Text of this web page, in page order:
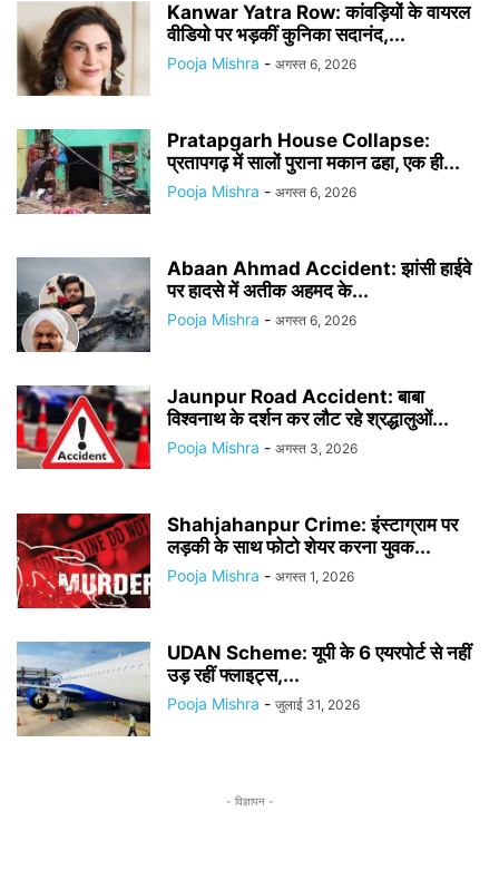
Kanwar Yatra Row: कांवड़ियों के वायरल
वीडियो पर भड़कीं कुनिका सदानंद,...
Pooja Mishra - अगस्त 6, 2026
Pratapgarh House Collapse:
प्रतापगढ़ में सालों पुराना मकान ढहा, एक ही...
Pooja Mishra - अगस्त 6, 2026
Abaan Ahmad Accident: झांसी हाईवे
पर हादसे में अतीक अहमद के...
Pooja Mishra - अगस्त 6, 2026
Jaunpur Road Accident: बाबा
विश्वनाथ के दर्शन कर लौट रहे श्रद्धालुओं...
Pooja Mishra - अगस्त 3, 2026
Shahjahanpur Crime: इंस्टाग्राम पर
लड़की के साथ फोटो शेयर करना युवक...
Pooja Mishra - अगस्त 1, 2026
UDAN Scheme: यूपी के 6 एयरपोर्ट से नहीं
उड़ रहीं फ्लाइट्स,...
Pooja Mishra - जुलाई 31, 2026
- विज्ञापन -